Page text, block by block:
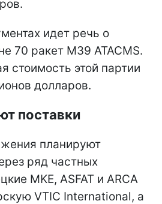
идет речь о
70 ракет M39 ATACMS.
стоимость этой партии
долларов.
поставки
планируют
ряд частных
MKE, ASFAT и ARCA
VTIC International, а